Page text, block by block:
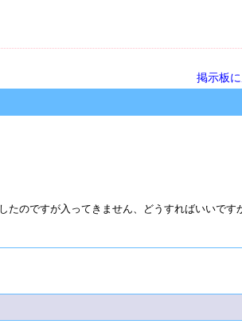
掲示板
たのですが入ってきません、どうすればいいです